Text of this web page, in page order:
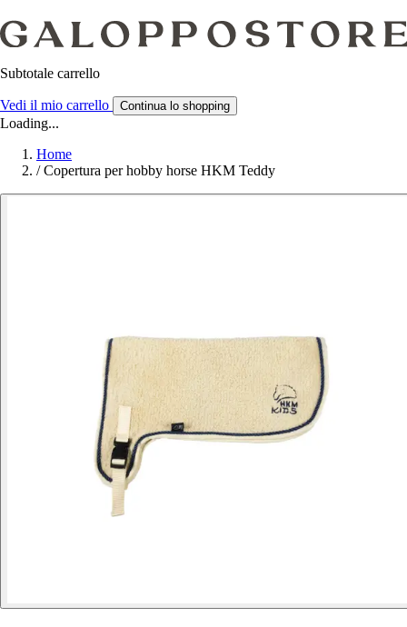
Subtotale carrello
Vedi il mio carrello Continua lo shopping
Loading...
Home
/ Copertura per hobby horse HKM Teddy